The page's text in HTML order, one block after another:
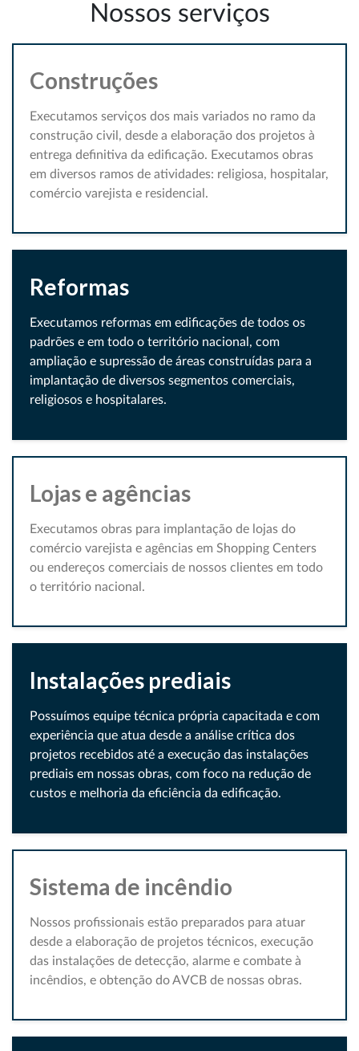
Nossos serviços
Construções
Executamos serviços dos mais variados no ramo da
construção civil, desde a elaboração dos projetos à
entrega definitiva da edificação. Executamos obras
em diversos ramos de atividades: religiosa, hospitalar,
comércio varejista e residencial.
Reformas
Executamos reformas em edificações de todos os
padrões e em todo o território nacional, com
ampliação e supressão de áreas construídas para a
implantação de diversos segmentos comerciais,
religiosos e hospitalares.
Lojas e agências
Executamos obras para implantação de lojas do
comércio varejista e agências em Shopping Centers
ou endereços comerciais de nossos clientes em todo
o território nacional.
Instalações prediais
Possuímos equipe técnica própria capacitada e com
experiência que atua desde a análise crítica dos
projetos recebidos até a execução das instalações
prediais em nossas obras, com foco na redução de
custos e melhoria da eficiência da edificação.
Sistema de incêndio
Nossos profissionais estão preparados para atuar
desde a elaboração de projetos técnicos, execução
das instalações de detecção, alarme e combate à
incêndios, e obtenção do AVCB de nossas obras.